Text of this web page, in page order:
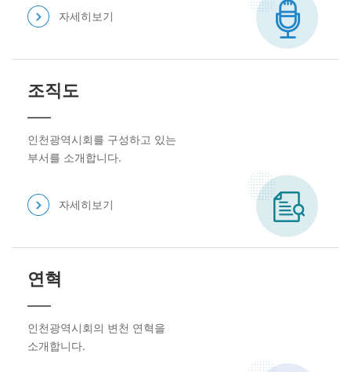
자세히보기
조직도
인천광역시회를 구성하고 있는
부서를 소개합니다.
자세히보기
연혁
인천광역시회의 변천 연혁을
소개합니다.